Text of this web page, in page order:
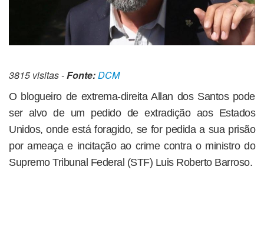
3815 visitas -Fonte:DCM
O blogueiro de extrema-direita Allan dos Santos pode
ser alvo de um pedido de extradição aos Estados
Unidos, onde está foragido, se for pedida a sua prisão
por ameaça e incitação ao crime contra o ministro do
Supremo Tribunal Federal (STF) Luis Roberto Barroso.